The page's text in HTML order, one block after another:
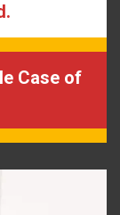
Case of